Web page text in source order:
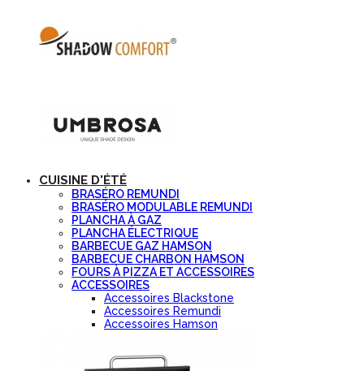
CUISINE D'ÉTÉ
BRASÉRO REMUNDI
BRASÉRO MODULABLE REMUNDI
PLANCHA À GAZ
PLANCHA ÉLECTRIQUE
BARBECUE GAZ HAMSON
BARBECUE CHARBON HAMSON
FOURS À PIZZA ET ACCESSOIRES
ACCESSOIRES
Accessoires Blackstone
Accessoires Remundi
Accessoires Hamson